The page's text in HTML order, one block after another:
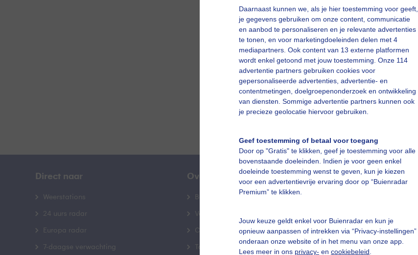
Daarnaast kunnen we, als je hier toestemming voor geeft,
je gegevens gebruiken om onze content, communicatie
en aanbod te personaliseren en je relevante advertenties
te tonen, en voor marketingdoeleinden delen met 4
mediapartners. Ook content van 13 externe platformen
wordt enkel getoond met jouw toestemming. Onze 114
advertentie partners gebruiken cookies voor
gepersonaliseerde advertenties, advertentie- en
contentmetingen, doelgroepenonderzoek en ontwikkeling
van diensten. Sommige advertentie partners kunnen ook
je precieze geolocatie hiervoor gebruiken.
Geef toestemming of betaal voor toegang
Door op "Gratis" te klikken, geef je toestemming voor alle
bovenstaande doeleinden. Indien je voor geen enkel
doeleinde toestemming wenst te geven, kun je kiezen
voor een advertentievrije ervaring door op “Buienradar
Premium” te klikken.
Jouw keuze geldt enkel voor Buienradar en kun je
opnieuw aanpassen of intrekken via “Privacy-instellingen”
onderaan onze website of in het menu van onze app.
Lees meer in ons privacy- en cookiebeleid
Volopzon
Bekijk slideshow
Direct naar
Weerstations
24 uurs radar
Europa radar
7-daagse verwachting
Over Buienradar
Bedrijfsgegevens
Veelgestelde vragen
Contact
Toegankelijkheid
Mijn weer